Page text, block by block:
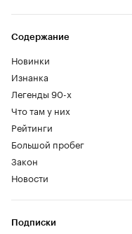
Содержание
Новинки
Изнанка
Легенды 90-х
Что там у них
Рейтинги
Большой пробег
Закон
Новости
Подписки